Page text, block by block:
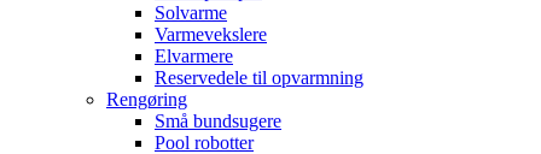
Solvarme
Varmevekslere
Elvarmere
Reservedele til opvarmning
Rengøring
Små bundsugere
Pool robotter